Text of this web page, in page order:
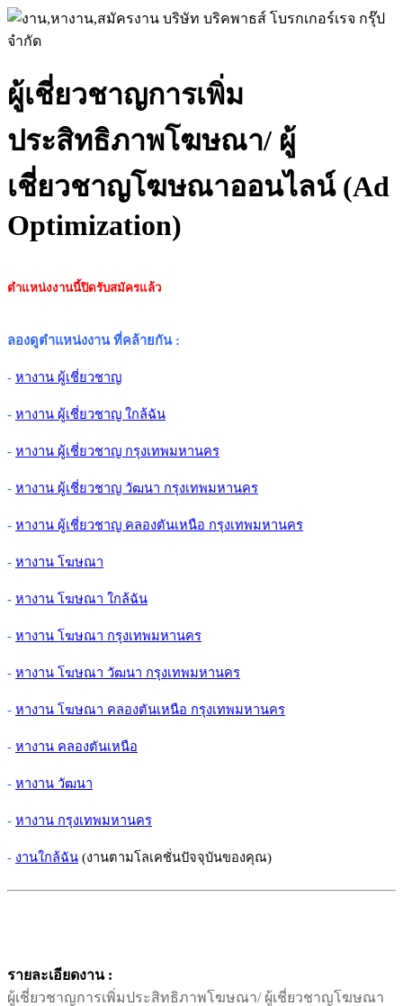
ผู้เชี่ยวชาญการเพิ่ม
ประสิทธิภาพโฆษณา/ ผู้
เชี่ยวชาญโฆษณาออนไลน์ (Ad
Optimization)
ตำแหน่งงานนี้ปิดรับสมัครแล้ว
ลองดูตำแหน่งงาน ที่คล้ายกัน:
- หางาน ผู้เชี่ยวชาญ
- หางาน ผู้เชี่ยวชาญ ใกล้ฉัน
- หางาน ผู้เชี่ยวชาญ กรุงเทพมหานคร
- หางาน ผู้เชี่ยวชาญ วัฒนา กรุงเทพมหานคร
- หางาน ผู้เชี่ยวชาญ คลองตันเหนือ กรุงเทพมหานคร
- หางาน โฆษณา
- หางาน โฆษณา ใกล้ฉัน
- หางาน โฆษณา กรุงเทพมหานคร
- หางาน โฆษณา วัฒนา กรุงเทพมหานคร
- หางาน โฆษณา คลองตันเหนือ กรุงเทพมหานคร
- หางาน คลองตันเหนือ
- หางาน วัฒนา
- หางาน กรุงเทพมหานคร
- งานใกล้ฉัน (งานตามโลเคชั่นปัจจุบันของคุณ)
รายละเอียดงาน :
ผู้เชี่ยวชาญการเพิ่มประสิทธิภาพโฆษณา/ ผู้เชี่ยวชาญโฆษณา